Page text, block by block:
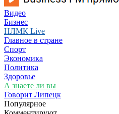
Видео
Бизнес
НЛМК Live
Главное в стране
Спорт
Экономика
Политика
Здоровье
А знаете ли вы
Говорит Липецк
Популярное